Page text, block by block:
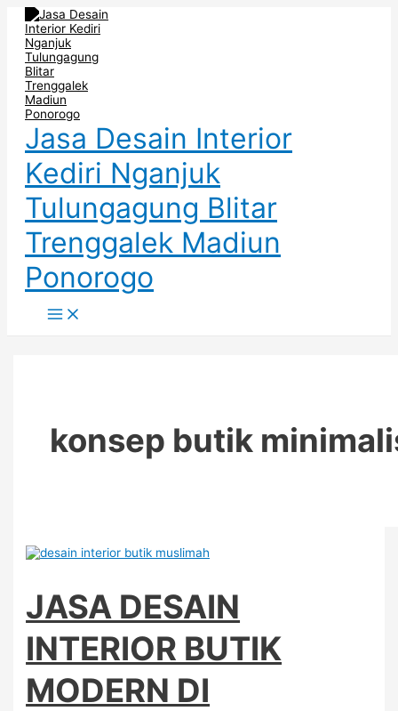
Skip
content
Jasa Desain Interior
Kediri Nganjuk
Tulungagung Blitar
Trenggalek Madiun
Ponorogo
Menu
konsep butik
JASA DESAIN
INTERIOR BUTIK
MODERN DI
JASA
DESAIN
INTERIOR
BUTIK
MODERN
DI
MOJOKERTO
HARUS
DIPERHATIKAN
DALAM
MERANCANG
BUTIK
DI
GRESIK
PENERAPAN
DESAIN
INTERIOR
BUTIK
TRENDY
DI
PASURUAN
Post
pagination